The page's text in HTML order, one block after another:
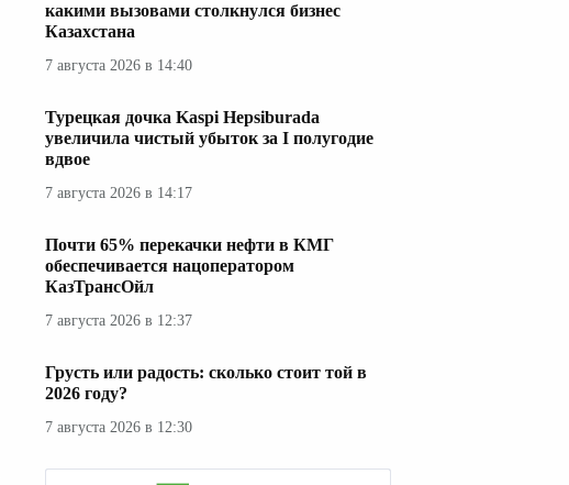
какими вызовами столкнулся бизнес
Казахстана
7 августа 2026 в 14:40
Турецкая дочка Kaspi Hepsiburada
увеличила чистый убыток за I полугодие
вдвое
7 августа 2026 в 14:17
Почти 65% перекачки нефти в КМГ
обеспечивается нацоператором
КазТрансОйл
7 августа 2026 в 12:37
Грусть или радость: сколько стоит той в
2026 году?
7 августа 2026 в 12:30